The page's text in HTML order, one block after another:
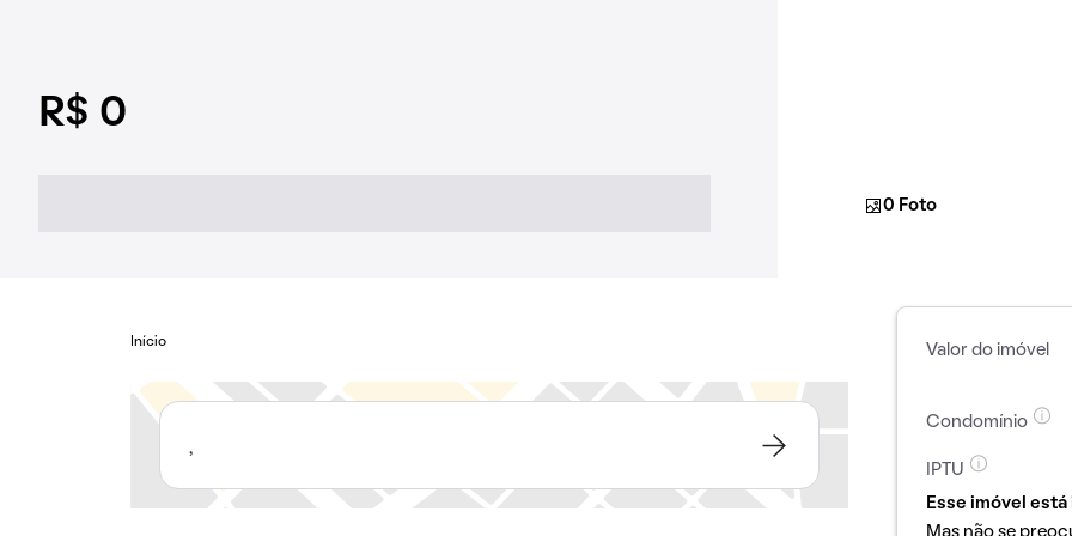
R$ 0
0 Foto
Início
,
Valor do imóvel
Condomínio
IPTU
Esse imóvel
Mas não se